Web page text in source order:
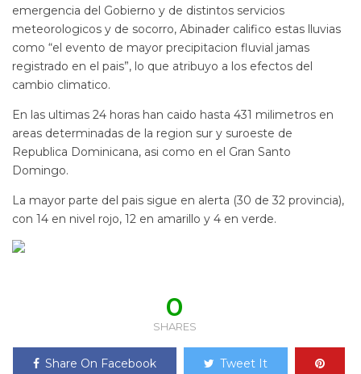
emergencia del Gobierno y de distintos servicios
meteorologicos y de socorro, Abinader califico estas lluvias
como “el evento de mayor precipitacion fluvial jamas
registrado en el pais”, lo que atribuyo a los efectos del
cambio climatico.
En las ultimas 24 horas han caido hasta 431 milimetros en
areas determinadas de la region sur y suroeste de
Republica Dominicana, asi como en el Gran Santo
Domingo.
La mayor parte del pais sigue en alerta (30 de 32 provincia),
con 14 en nivel rojo, 12 en amarillo y 4 en verde.
0
SHARES
Share On Facebook Tweet It